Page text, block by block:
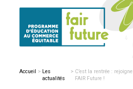
Accueil
Les
actualités
C’est la rentrée :
FAIR Future !